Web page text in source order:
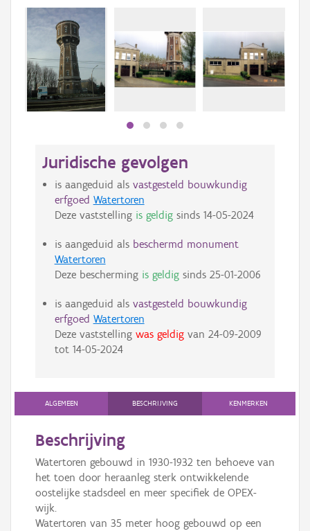
Juridische gevolgen
is aangeduid als vastgesteld bouwkundig
erfgoed Watertoren
Deze vaststelling is geldigsinds 14-05-2024
is aangeduid als beschermd monument
Watertoren
Deze bescherming is geldigsinds 25-01-2006
is aangeduid als vastgesteld bouwkundig
erfgoed Watertoren
Deze vaststelling was geldigvan 24-09-2009
tot 14-05-2024
ALGEMEEN BESCHRIJVING KENMERKEN
Beschrijving
Watertoren gebouwd in 1930-1932 ten behoeve van
het toen door heraanleg sterk ontwikkelende
oostelijke stadsdeel en meer specifiek de OPEX-
wijk.
Watertoren van 35 meter hoog gebouwd op een